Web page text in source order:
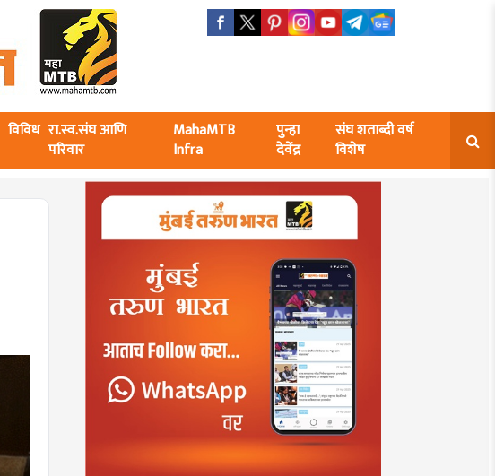
विविध रा.स्व.संघ आणि
परिवार
MahaMTB
Infra
पुन्हा
देवेंद्र
संघ शताब्दी वर्ष
विशेष